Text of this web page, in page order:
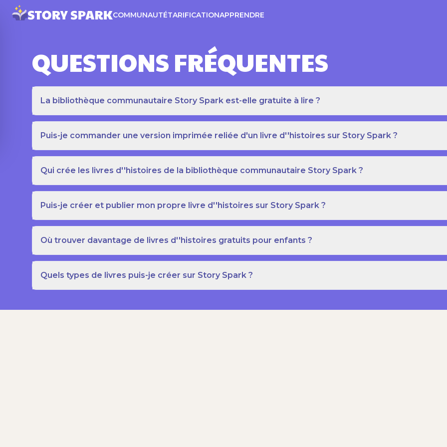
COMMUNAUTÉTARIFICATIONAPPRENDRE
QUESTIONS FRÉQUENTES
La bibliothèque communautaire Story Spark est-elle gratuite à lire ?
Puis-je commander une version imprimée reliée d'un livre d''histoires sur Story Spark ?
Qui crée les livres d''histoires de la bibliothèque communautaire Story Spark ?
Puis-je créer et publier mon propre livre d''histoires sur Story Spark ?
Où trouver davantage de livres d''histoires gratuits pour enfants ?
Quels types de livres puis-je créer sur Story Spark ?